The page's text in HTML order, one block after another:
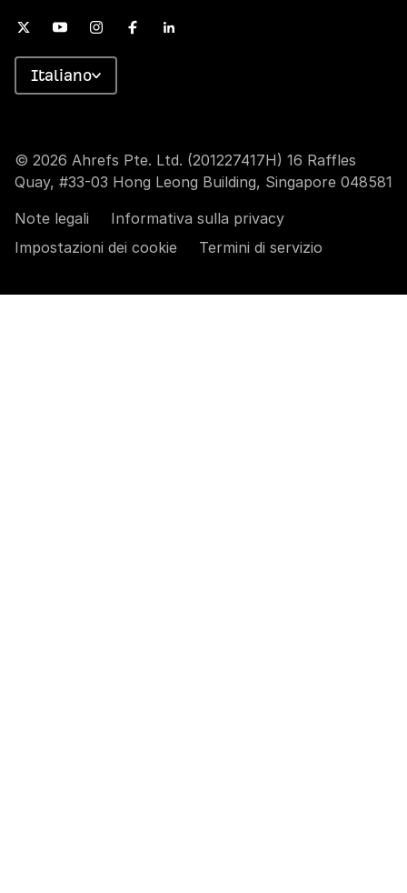
© 2026 Ahrefs Pte. Ltd. (201227417H) 16 Raffles
Quay, #33-03 Hong Leong Building, Singapore 048581
Note legali
Informativa sulla privacy
Impostazioni dei cookie
Termini di servizio
Italiano